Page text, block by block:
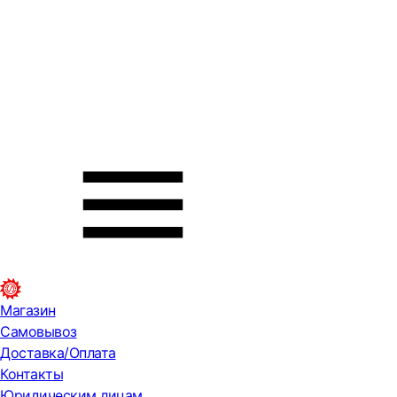
Магазин
Самовывоз
Доставка/Оплата
Контакты